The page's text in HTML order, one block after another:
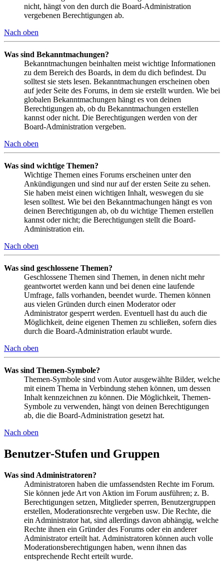
nicht, hängt von den durch die Board-Administration
vergebenen Berechtigungen ab.
Nach oben
Was sind Bekanntmachungen?
Bekanntmachungen beinhalten meist wichtige Informationen
zu dem Bereich des Boards, in dem du dich befindest. Du
solltest sie stets lesen. Bekanntmachungen erscheinen oben
auf jeder Seite des Forums, in dem sie erstellt wurden. Wie bei
globalen Bekanntmachungen hängt es von deinen
Berechtigungen ab, ob du Bekanntmachungen erstellen
kannst oder nicht. Die Berechtigungen werden von der
Board-Administration vergeben.
Nach oben
Was sind wichtige Themen?
Wichtige Themen eines Forums erscheinen unter den
Ankündigungen und sind nur auf der ersten Seite zu sehen.
Sie haben meist einen wichtigen Inhalt, weswegen du sie
lesen solltest. Wie bei den Bekanntmachungen hängt es von
deinen Berechtigungen ab, ob du wichtige Themen erstellen
kannst oder nicht; die Berechtigungen stellt die Board-
Administration ein.
Nach oben
Was sind geschlossene Themen?
Geschlossene Themen sind Themen, in denen nicht mehr
geantwortet werden kann und bei denen eine laufende
Umfrage, falls vorhanden, beendet wurde. Themen können
aus vielen Gründen durch einen Moderator oder
Administrator gesperrt werden. Eventuell hast du auch die
Möglichkeit, deine eigenen Themen zu schließen, sofern dies
durch die Board-Administration erlaubt wurde.
Nach oben
Was sind Themen-Symbole?
Themen-Symbole sind vom Autor ausgewählte Bilder, welche
mit einem Thema in Verbindung stehen können, um dessen
Inhalt kennzeichnen zu können. Die Möglichkeit, Themen-
Symbole zu verwenden, hängt von deinen Berechtigungen
ab, die die Board-Administration gesetzt hat.
Nach oben
Benutzer-Stufen und Gruppen
Was sind Administratoren?
Administratoren haben die umfassendsten Rechte im Forum.
Sie können jede Art von Aktion im Forum ausführen; z. B.
Berechtigungen setzen, Mitglieder sperren, Benutzergruppen
erstellen, Moderationsrechte vergeben usw. Die Rechte, die
ein Administrator hat, sind allerdings davon abhängig, welche
Rechte ihnen ein Gründer des Forums oder ein anderer
Administrator erteilt hat. Administratoren können auch volle
Moderationsberechtigungen haben, wenn ihnen das
entsprechende Recht erteilt wurde.